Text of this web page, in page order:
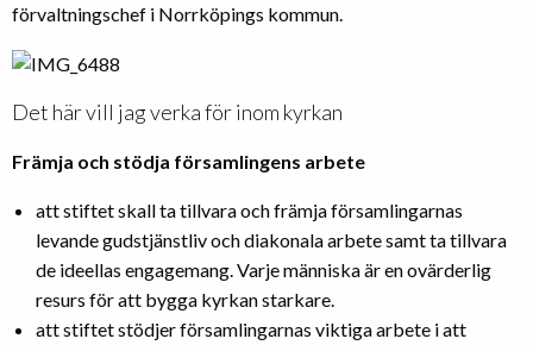
förvaltningschef i Norrköpings kommun.
Det här vill jag verka för inom kyrkan
Främja och stödja församlingens arbete
att stiftet skall ta tillvara och främja församlingarnas
levande gudstjänstliv och diakonala arbete samt ta tillvara
de ideellas engagemang. Varje människa är en ovärderlig
resurs för att bygga kyrkan starkare.
att stiftet stödjer församlingarnas viktiga arbete i att